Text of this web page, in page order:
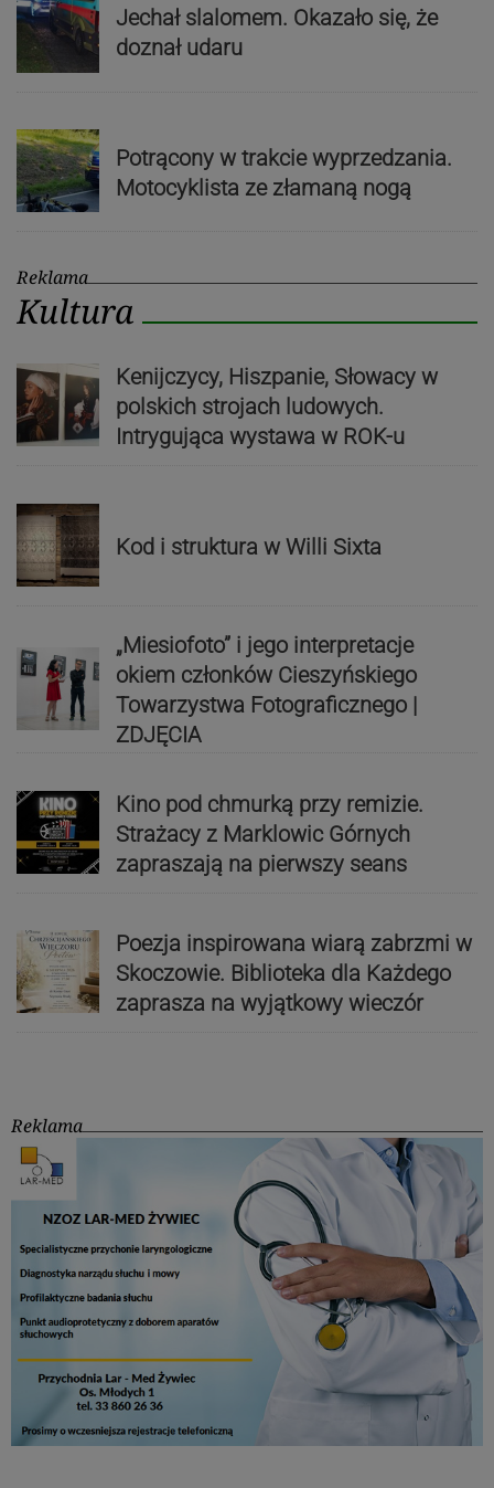
Jechał slalomem. Okazało się, że
doznał udaru
Potrącony w trakcie wyprzedzania.
Motocyklista ze złamaną nogą
Reklama
Kultura
Kenijczycy, Hiszpanie, Słowacy w
polskich strojach ludowych.
Intrygująca wystawa w ROK-u
Kod i struktura w Willi Sixta
„Miesiofoto” i jego interpretacje
okiem członków Cieszyńskiego
Towarzystwa Fotograficznego |
ZDJĘCIA
Kino pod chmurką przy remizie.
Strażacy z Marklowic Górnych
zapraszają na pierwszy seans
Poezja inspirowana wiarą zabrzmi w
Skoczowie. Biblioteka dla Każdego
zaprasza na wyjątkowy wieczór
Reklama